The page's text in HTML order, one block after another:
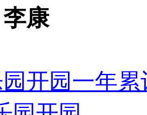
康
园开园一年